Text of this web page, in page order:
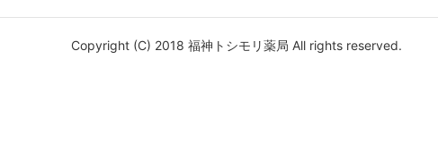
Copyright (C) 2018 福神トシモリ薬局 All rights reserved.